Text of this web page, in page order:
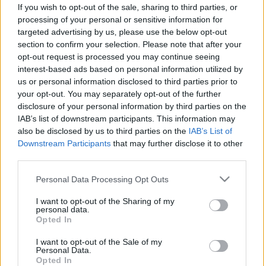
If you wish to opt-out of the sale, sharing to third parties, or
processing of your personal or sensitive information for
targeted advertising by us, please use the below opt-out
section to confirm your selection. Please note that after your
opt-out request is processed you may continue seeing
interest-based ads based on personal information utilized by
us or personal information disclosed to third parties prior to
your opt-out. You may separately opt-out of the further
disclosure of your personal information by third parties on the
IAB’s list of downstream participants. This information may
also be disclosed by us to third parties on the IAB’s List of
Downstream Participants that may further disclose it to other
Please note that this website/app uses one or more Google
not limited to your visit or usage behaviour. You may click to
grant or deny consent to Google and its third-party tags to
use your data for below specified purposes in below Google
consent section.
Personal Data Processing Opt Outs
I want to opt-out of the Sharing of my
personal data.
Opted In
I want to opt-out of the Sale of my
Personal Data.
Opted In